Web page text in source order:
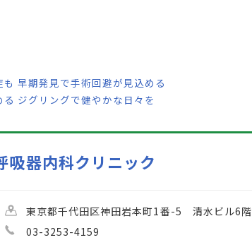
早期発見で手術回避が見込める
ジグリングで健やかな日々を
吸器内科クリニック
東京都千代田区神田岩本町1番-5 清水ビル6階
03-3253-4159